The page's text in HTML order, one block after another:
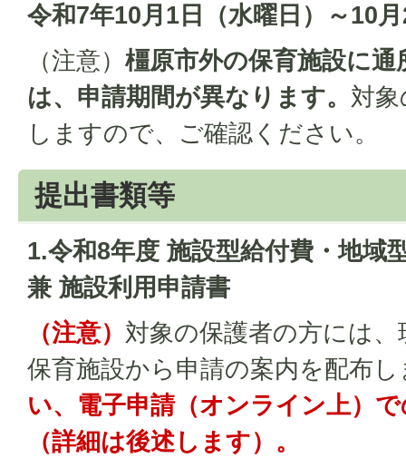
令和7年10月1日（水曜日）～10
（注意） 橿原市外の保育施設に通
は、申請期間が異なります。 対
しますので、ご確認ください。
提出書類等
1.令和8年度 施設型給付費・地域
兼 施設利用申請書
（注意） 対象の保護者の方には
保育施設から申請の案内を配布
い、電子申請（オンライン上）
（詳細は後述します）。